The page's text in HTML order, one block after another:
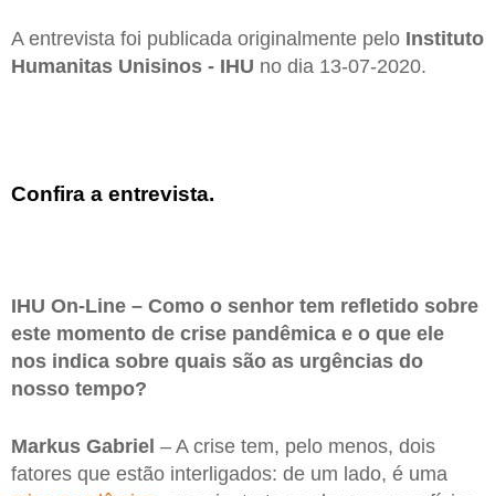
A entrevista foi publicada originalmente pelo Instituto
Humanitas Unisinos - IHU no dia 13-07-2020.
Confira a entrevista.
IHU On-Line – Como o senhor tem refletido sobre
este momento de crise pandêmica e o que ele
nos indica sobre quais são as urgências do
nosso tempo?
Markus Gabriel – A crise tem, pelo menos, dois
fatores que estão interligados: de um lado, é uma